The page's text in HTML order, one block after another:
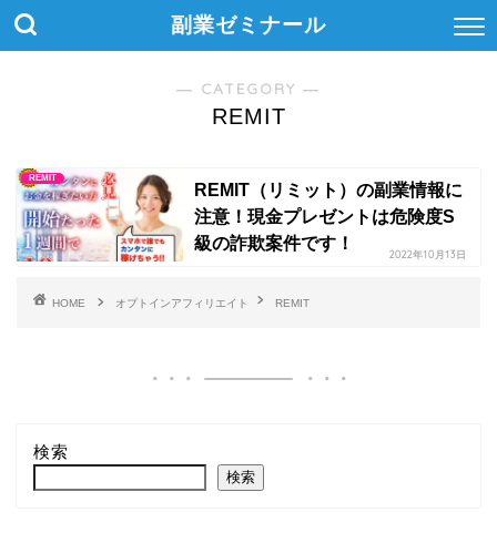
副業ゼミナール
― CATEGORY ―
REMIT
REMIT
REMIT（リミット）の副業情報に
注意！現金プレゼントは危険度S
級の詐欺案件です！
2022年10月13日
HOME オプトインアフィリエイト REMIT
検索
検索